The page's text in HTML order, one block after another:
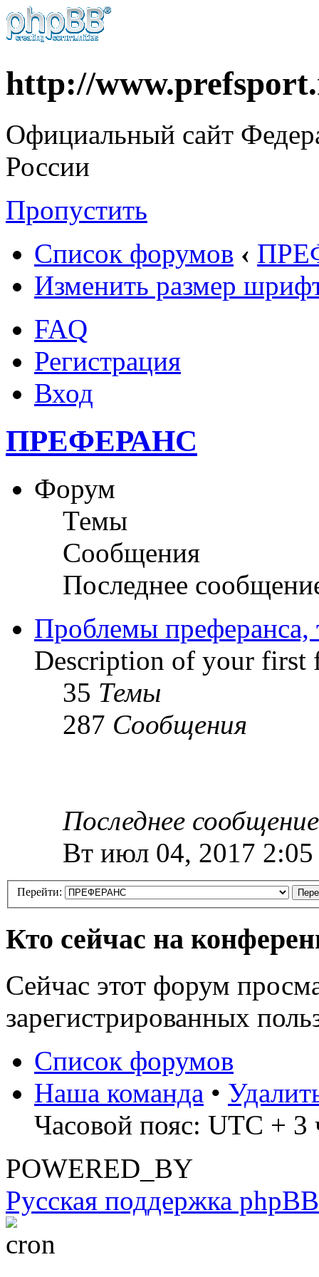
http://
Официальный сайт
России
Пропустить
Список форумов ‹
Изменить размер
FAQ
Регистрация
Вход
ПРЕФЕРАНС
Форум
Темы
Сообщения
Последнее
Проблемы преферанса,
Description of your first
35 Темы
287 Сообщения
Последнее сообщение
Вт июл 04, 2017 2:05
Перейти:
Кто сейчас на
Сейчас этот форум
зарегистрированных
Список форумов
Наша команда •
Часовой пояс: UTC + 3
POWERED_BY
Русская поддержка phpBB